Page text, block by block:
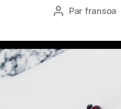
Auteur
Par fransoa